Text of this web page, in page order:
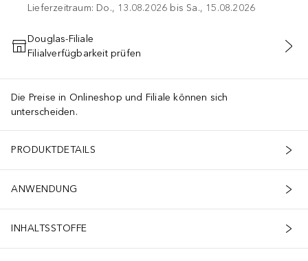
Lieferzeitraum: Do., 13.08.2026 bis Sa., 15.08.2026
IN DEN WARENKORB
Douglas-Filiale
Filialverfügbarkeit prüfen
Die Preise in Onlineshop und Filiale können sich
unterscheiden.
PRODUKTDETAILS
ANWENDUNG
INHALTSSTOFFE